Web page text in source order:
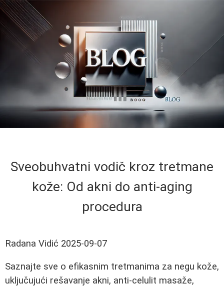
Sveobuhvatni vodič kroz tretmane
kože: Od akni do anti-aging
procedura
Radana Vidić 2025-09-07
Saznajte sve o efikasnim tretmanima za negu kože,
uključujući rešavanje akni, anti-celulit masaže,